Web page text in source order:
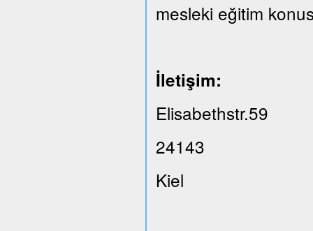
mesleki eğitim
İletişim:
Elisabethstr.59
24143
Kiel